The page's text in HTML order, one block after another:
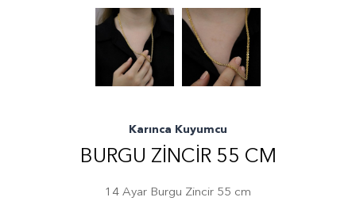
Karınca Kuyumcu
BURGU ZINCIR 55 CM
14 Ayar Burgu Zincir 55 cm